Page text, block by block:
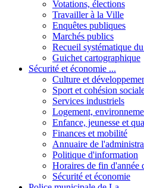
Votations, élections
Travailler à la Ville
Enquêtes publiques
Marchés publics
Recueil systématique
Guichet cartographique
Sécurité et économie ...
Culture et
Sport et cohésion
Services industriels
Logement,
Enfance, jeunesse et
Finances et mobilité
Annuaire de
Politique d'information
Horaires de fin d'année
Sécurité et économie